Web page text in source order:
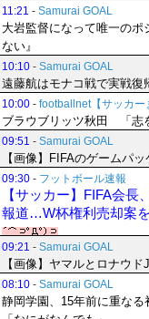
11:21 - Samurai GOAL
大岩監督になって唯一の
ない』
10:10 - Samurai GOAL
遠藤航はモナコ戦で実戦復
10:00 - footballnet【サッカー
ブラウブリッツ秋田 「志
09:51 - Samurai GOAL
【画像】FIFAのゲームパ
09:30 - フットボール速報
【サッカー】FIFA会
報道…W杯権利売却案
09:21 - Samurai GOAL
【画像】ヤマルとロナウ
08:10 - Samurai GOAL
静岡学園、15年前に重な